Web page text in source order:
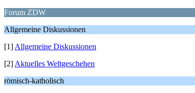
Forum ZDW
Allgemeine Diskussionen
[1] Allgemeine Diskussionen
[2] Aktuelles Weltgeschehen
römisch-katholisch